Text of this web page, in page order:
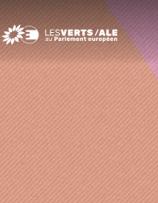
Greens/EFA Home